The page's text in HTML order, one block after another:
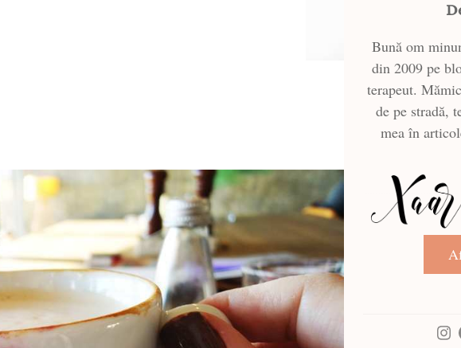
Bună om
din 2009 pe
terapeut.
de pe stradă,
mea în